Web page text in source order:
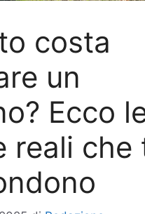
costa
un
Ecco
reali che